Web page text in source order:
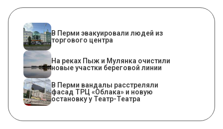
В Перми эвакуировали людей из
торгового центра
На реках Пыж и Мулянка очистили
новые участки береговой линии
В Перми вандалы расстреляли
фасад ТРЦ «Облака» и новую
остановку у Театр-Театра